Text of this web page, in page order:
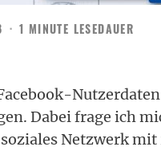
· 1 MINUTE LESEDAUER
Dabei frage ich
Netzwerk mit